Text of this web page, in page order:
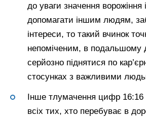
до уваги значення ворожіння
допомагати іншим людям,
інтереси, то такий вчинок
непоміченим, в подальшому
серйозно піднятися по
стосунках з важливими
Інше тлумачення цифр 16:16
всіх тих, хто перебуває в